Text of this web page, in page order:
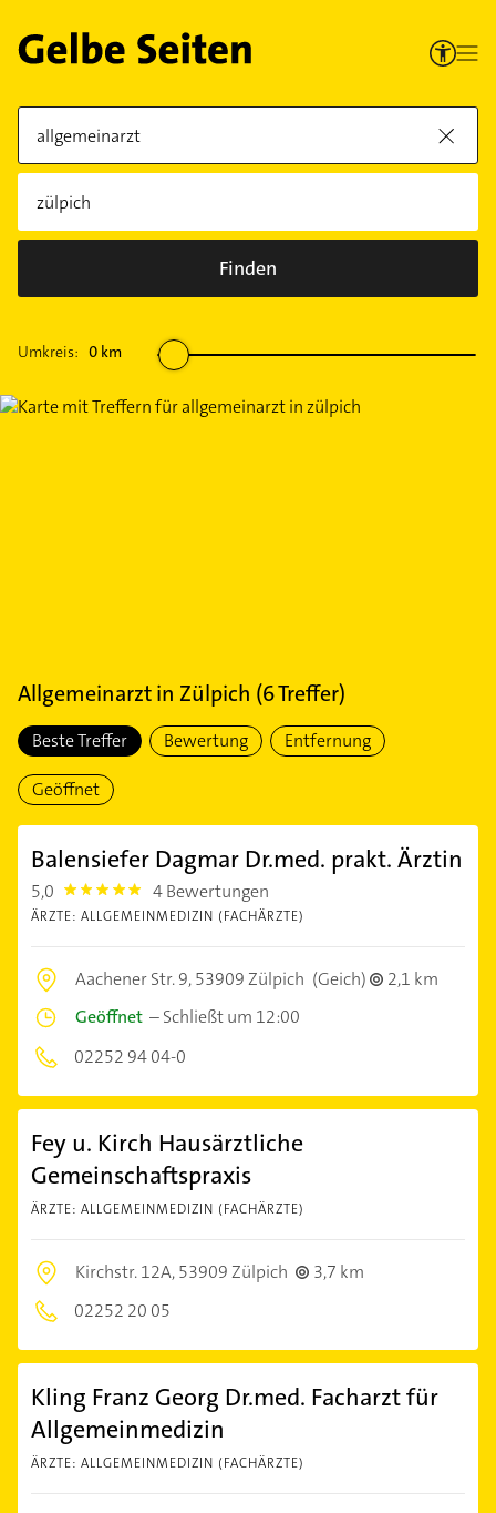
Finden
Umkreis: 0 km
Allgemeinarztin Zülpich (6Treffer)
Beste Treffer Bewertung Entfernung
Geöffnet
Balensiefer Dagmar Dr.med. prakt. Ärztin
5,0 5.0 4 Bewertungen
ÄRZTE: ALLGEMEINMEDIZIN (FACHÄRZTE)
Aachener Str. 9,53909 Zülpich (Geich)
2,1 km
Geöffnet –Schließt um 12:00
02252 94 04-0
Fey u. Kirch Hausärztliche
Gemeinschaftspraxis
ÄRZTE: ALLGEMEINMEDIZIN (FACHÄRZTE)
Kirchstr. 12A,53909 Zülpich
3,7 km
02252 20 05
Kling Franz Georg Dr.med. Facharzt für
Allgemeinmedizin
ÄRZTE: ALLGEMEINMEDIZIN (FACHÄRZTE)